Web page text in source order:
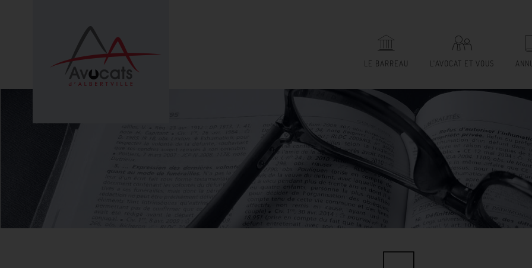
LE BARREAU L'AVOCAT ET VOUS